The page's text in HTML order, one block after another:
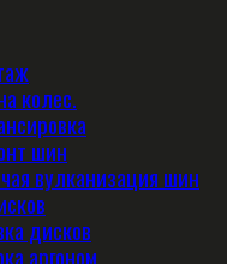
колес.
шин
вулканизация шин
дисков
аргоном